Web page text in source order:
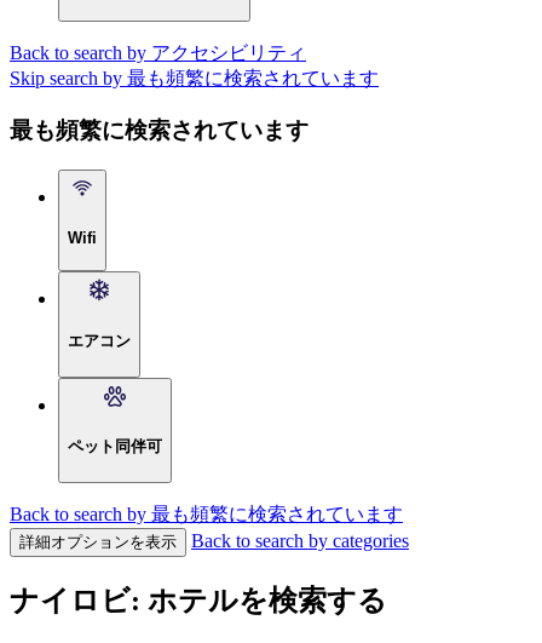
Back to search by アクセシビリティ
Skip search by 最も頻繁に検索されています
最も頻繁に検索されています
Wifi
エアコン
ペット同伴可
Back to search by 最も頻繁に検索されています
詳細オプションを表示 Back to search by categories
ナイロビ: ホテルを検索する